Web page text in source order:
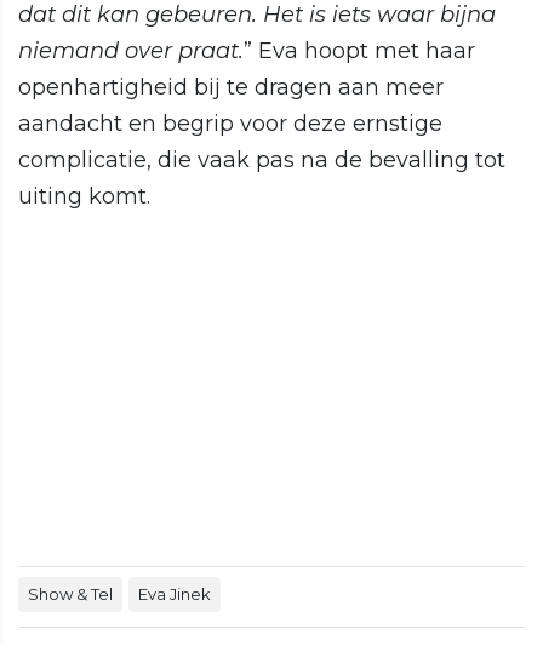
dat dit kan gebeuren. Het is iets waar bijna
niemand over praat.” Eva hoopt met haar
openhartigheid bij te dragen aan meer
aandacht en begrip voor deze ernstige
complicatie, die vaak pas na de bevalling tot
uiting komt.
Show & Tel Eva Jinek